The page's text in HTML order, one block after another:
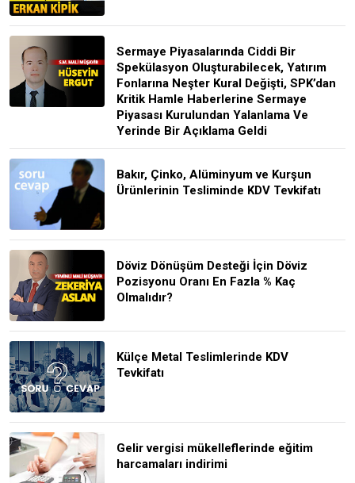
Sermaye Piyasalarında Ciddi Bir
Spekülasyon Oluşturabilecek, Yatırım
Fonlarına Neşter Kural Değişti, SPK’dan
Kritik Hamle Haberlerine Sermaye
Piyasası Kurulundan Yalanlama Ve
Yerinde Bir Açıklama Geldi
Bakır, Çinko, Alüminyum ve Kurşun
Ürünlerinin Tesliminde KDV Tevkifatı
Döviz Dönüşüm Desteği İçin Döviz
Pozisyonu Oranı En Fazla % Kaç
Olmalıdır?
Külçe Metal Teslimlerinde KDV
Tevkifatı
Gelir vergisi mükelleflerinde eğitim
harcamaları indirimi